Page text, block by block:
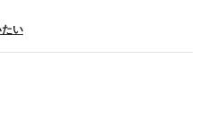
い